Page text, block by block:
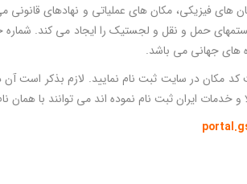
های فیزیکی، مکان های عملیاتی و نهادهای
حمل و نقل و لجستیک را ایجاد می کند. شماره
های جهانی می باشد.
مکان در سایت ثبت نام نمایید. لازم بذکر است آن
و خدمات ایران ثبت نام نموده اند می توانند با همان